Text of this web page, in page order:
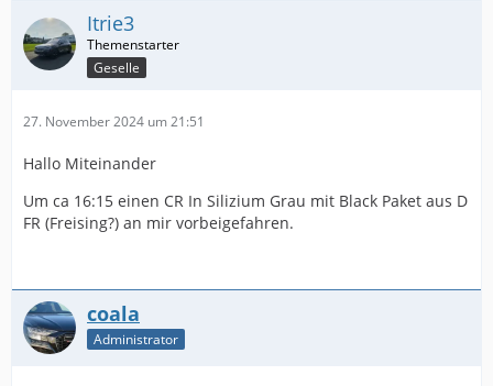
Itrie3
Geselle
27. November 2024 um 21:51
Hallo Miteinander
Um ca 16:15 einen CR In Silizium Grau mit Black Paket aus D
FR (Freising?) an mir vorbeigefahren.
coala
Administrator